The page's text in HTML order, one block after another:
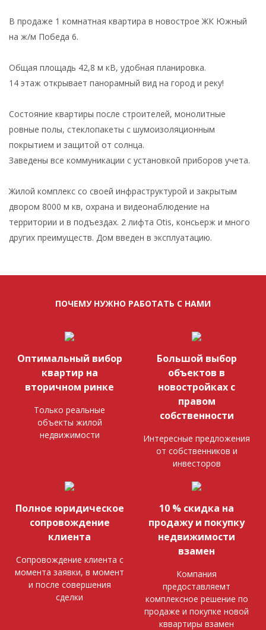
В продаже 1 комнатная квартира в новострое ЖК Южный
на ж/м Победа 6.
Общая площадь 42,8 м кВ, удобная планировка.
14 этаж открывает панорамный вид на город и реку!
Состояние квартиры после строителей, монолитные
ровные полы, стеклопакеты с шумоизоляционным
покрытием и защитой от солнца.
Заведены все коммуникации с установкой приборов учета.
Жилой комплекс со своей инфраструктурой и закрытым
двором 8000 м кв, охрана и видеонаблюдение на
территории и в подъездах. 2 лифта Otis, консьерж и много
других преимуществ. Дом введен в эксплуатацию.
ПОЧЕМУ НУЖНО РАБОТАТЬ С НАМИ
Оптимальный вибор
квартир на
вторичном ринке
Только реальные
объекты жилой
недвижимости
Большой выбор
объектов в
новостройках с
правом
собственности
Интересные предложения
от собственников и
инвесторов
Полное юридическое
сопровождение
клиента
Сопровождение клиента с
момента заявки, в момент
и после совершения
сделки
10 % скидка на
продажу и покупку
недвижимости
взамен
Компания
предоставляемт
комплексное решение по
продаже и покупке новой
кввартиры взамен